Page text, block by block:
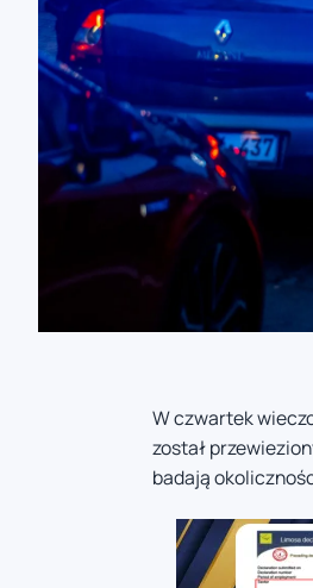
W czwartek
został
badają